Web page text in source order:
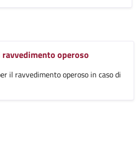
operoso
il ravvedimento operoso in caso di